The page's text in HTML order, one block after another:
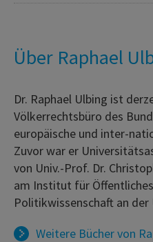
Über Raphael
Dr. Raphael Ulbing ist
Völkerrechtsbüro des
europäische und inter-
Zuvor war er
von Univ.-Prof. Dr.
am Institut für
Politikwissenschaft an der
Weitere Bücher von